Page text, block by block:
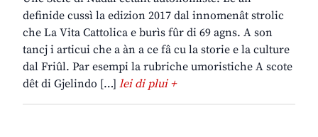
definide cussì la edizion 2017 dal innomenât strolic
che La Vita Cattolica e burìs fûr di 69 agns. A son
tancj i articui che a àn a ce fâ cu la storie e la culture
dal Friûl. Par esempi la rubriche umoristiche A scote
dêt di Gjelindo […] lei di plui +